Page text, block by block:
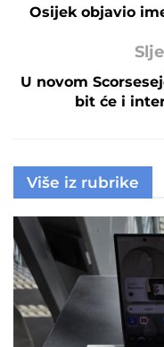
Osijek objavio
U novom
bit će i
Više iz rubrike